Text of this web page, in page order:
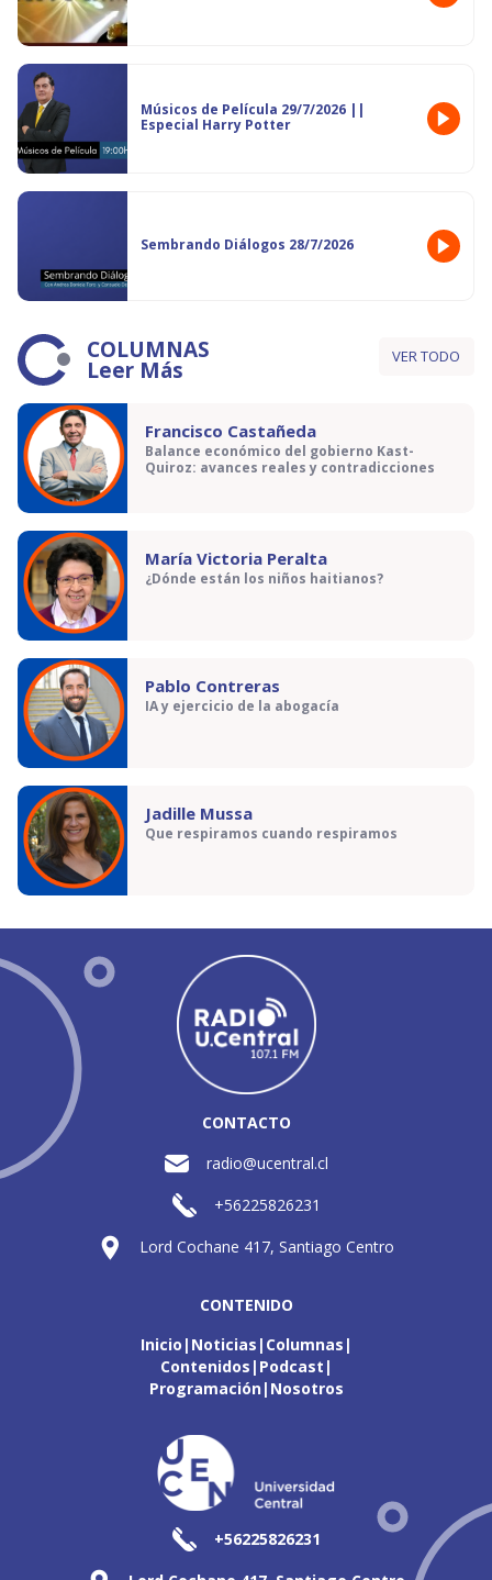
Músicos de Película 29/7/2026 ||
Especial Harry Potter
Sembrando Diálogos 28/7/2026
COLUMNAS
Leer Más VER TODO
Francisco Castañeda
Balance económico del gobierno Kast-
Quiroz: avances reales y contradicciones
María Victoria Peralta
¿Dónde están los niños haitianos?
Pablo Contreras
IA y ejercicio de la abogacía
Jadille Mussa
Que respiramos cuando respiramos
CONTACTO
radio@ucentral.cl
+56225826231
Lord Cochane 417, Santiago Centro
CONTENIDO
Inicio Noticias Columnas
Contenidos Podcast
Programación Nosotros
+56225826231